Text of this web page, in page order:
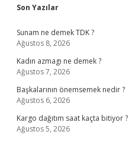
Sidebar
Son Yazılar
Sunam ne demek TDK ?
Ağustos 8, 2026
Kadın azmagı ne demek ?
Ağustos 7, 2026
Başkalarının önemsemek nedir ?
Ağustos 6, 2026
Kargo dağıtım saat kaçta bitiyor ?
Ağustos 5, 2026